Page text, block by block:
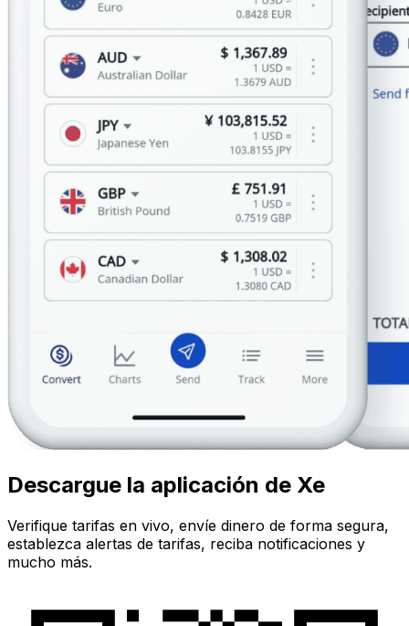
Descargue la aplicación de Xe
Verifique tarifas en vivo, envíe dinero de forma segura,
establezca alertas de tarifas, reciba notificaciones y
mucho más.